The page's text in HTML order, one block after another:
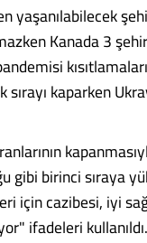
yaşanılabilecek
Kanada 3
kaparken
birinci sıraya
için cazibesi, iyi
ifadeleri kullanıldı.